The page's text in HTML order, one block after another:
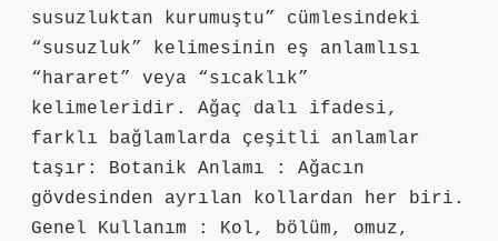
susuzluktan kurumuştu” cümlesindeki
“susuzluk” kelimesinin eş anlamlısı
“hararet” veya “sıcaklık”
kelimeleridir. Ağaç dalı ifadesi,
farklı bağlamlarda çeşitli anlamlar
taşır: Botanik Anlamı : Ağacın
gövdesinden ayrılan kollardan her biri.
Genel Kullanım : Kol, bölüm, omuz,